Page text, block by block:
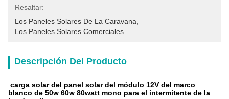
Resaltar:
Los Paneles Solares De La Caravana
Los Paneles Solares Comerciales
Descripción Del Producto
carga solar del panel solar del módulo 12V del marco
blanco de 50w 60w 80watt mono para el intermitente de la